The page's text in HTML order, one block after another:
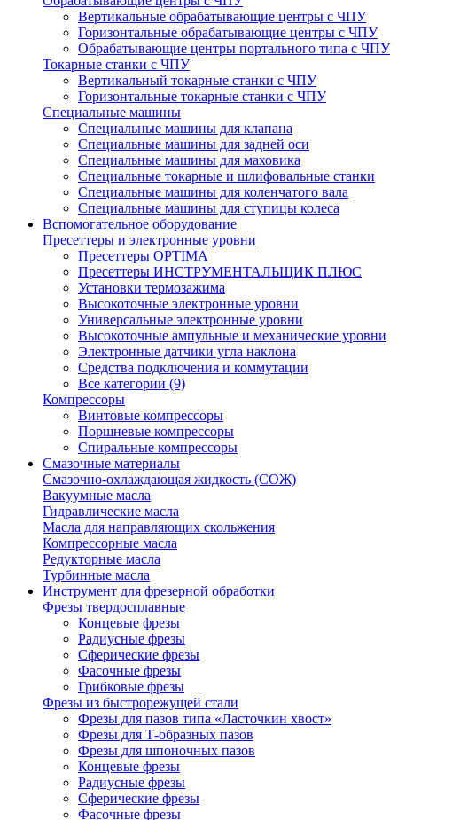
Вертикальные обрабатывающие центры с ЧПУ
Горизонтальные обрабатывающие центры с ЧПУ
Обрабатывающие центры портального типа с ЧПУ
Токарные станки с ЧПУ
Вертикальный токарные станки с ЧПУ
Горизонтальные токарные станки с ЧПУ
Специальные машины
Специальные машины для клапана
Специальные машины для задней оси
Специальные машины для маховика
Специальные токарные и шлифовальные станки
Специальные машины для коленчатого вала
Специальные машины для ступицы колеса
Вспомогательное оборудование
Пресеттеры и электронные уровни
Пресеттеры OPTIMA
Пресеттеры ИНСТРУМЕНТАЛЬЩИК ПЛЮС
Установки термозажима
Высокоточные электронные уровни
Универсальные электронные уровни
Высокоточные ампульные и механические уровни
Электронные датчики угла наклона
Средства подключения и коммутации
Все категории (9)
Компрессоры
Винтовые компрессоры
Поршневые компрессоры
Спиральные компрессоры
Смазочные материалы
Смазочно-охлаждающая жидкость (СОЖ)
Вакуумные масла
Гидравлические масла
Масла для направляющих скольжения
Компрессорные масла
Редукторные масла
Турбинные масла
Инструмент для фрезерной обработки
Фрезы твердосплавные
Концевые фрезы
Радиусные фрезы
Сферические фрезы
Фасочные фрезы
Грибковые фрезы
Фрезы из быстрорежущей стали
Фрезы для пазов типа «Ласточкин хвост»
Фрезы для Т-образных пазов
Фрезы для шпоночных пазов
Концевые фрезы
Радиусные фрезы
Сферические фрезы
Фасочные фрезы